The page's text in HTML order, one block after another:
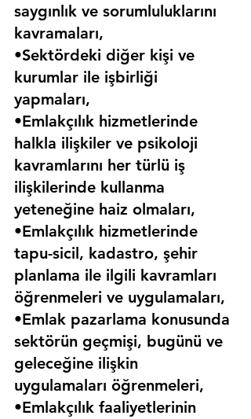
saygınlık ve sorumluluklarını
kavramaları,
•Sektördeki diğer kişi ve
kurumlar ile işbirliği
yapmaları,
•Emlakçılık hizmetlerinde
halkla ilişkiler ve psikoloji
kavramlarını her türlü iş
ilişkilerinde kullanma
yeteneğine haiz olmaları,
•Emlakçılık hizmetlerinde
tapu-sicil, kadastro, şehir
planlama ile ilgili kavramları
öğrenmeleri ve uygulamaları,
•Emlak pazarlama konusunda
sektörün geçmişi, bugünü ve
geleceğine ilişkin
uygulamaları öğrenmeleri,
•Emlakçılık faaliyetlerinin